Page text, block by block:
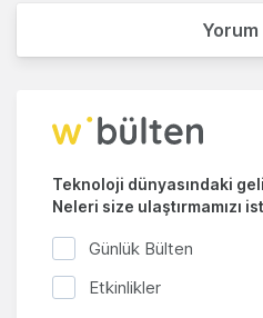
Yorum
Teknoloji dünyasındaki
Neleri size ulaştırmamızı
Günlük Bülten
Etkinlikler